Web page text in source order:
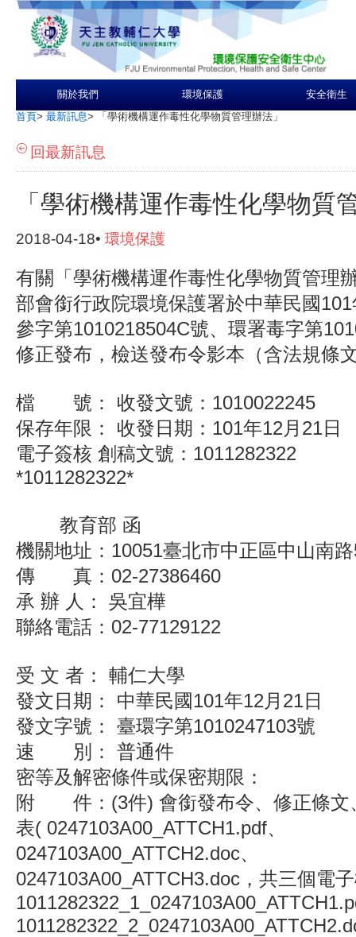
關於我們 環境保護 安全衛生
首頁> 最新訊息> 「學術機構運作毒性化學物質管理辦法」
回最新訊息
「學術機構運作毒性化學物質
2018-04-18• 環境保護
有關「學術機構運作毒性化學物質管理
部會銜行政院環境保護署於中華民國
參字第1010218504C號、環署毒字第
修正發布，檢送發布令影本（含法規條
檔 號： 收發文號：1010022245
保存年限： 收發日期：101年12月21日
電子簽核 創稿文號：1011282322
*1011282322*
教育部 函
機關地址：10051臺北市中正區中山南
傳 真：02-27386460
承 辦 人： 吳宜樺
聯絡電話：02-77129122
受 文 者： 輔仁大學
發文日期： 中華民國101年12月21日
發文字號： 臺環字第1010247103號
速 別： 普通件
密等及解密條件或保密期限：
附 件：(3件) 會銜發布令、修正條文
表( 0247103A00_ATTCH1.pdf、
0247103A00_ATTCH2.doc、
0247103A00_ATTCH3.doc，共三個電